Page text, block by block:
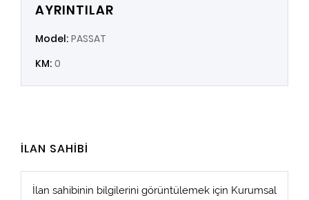
AYRINTILAR
Model: PASSAT
KM: 0
İLAN SAHİBİ
İlan sahibinin bilgilerini görüntülemek için Kurumsal